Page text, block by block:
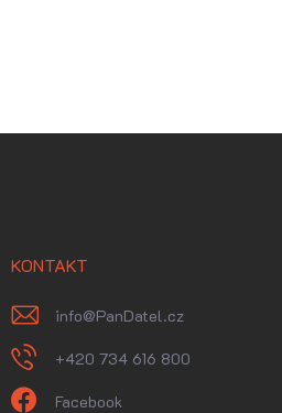
KONTAKT
info@PanDatel.cz
+420 734 616 800
Facebook